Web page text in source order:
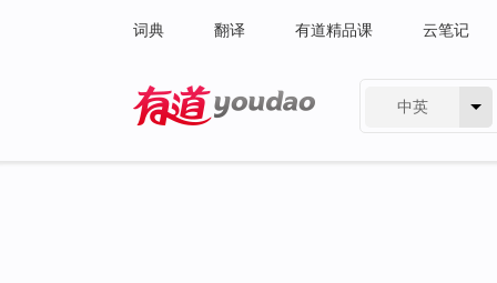
词典 翻译 有道精品课 云笔记
中英